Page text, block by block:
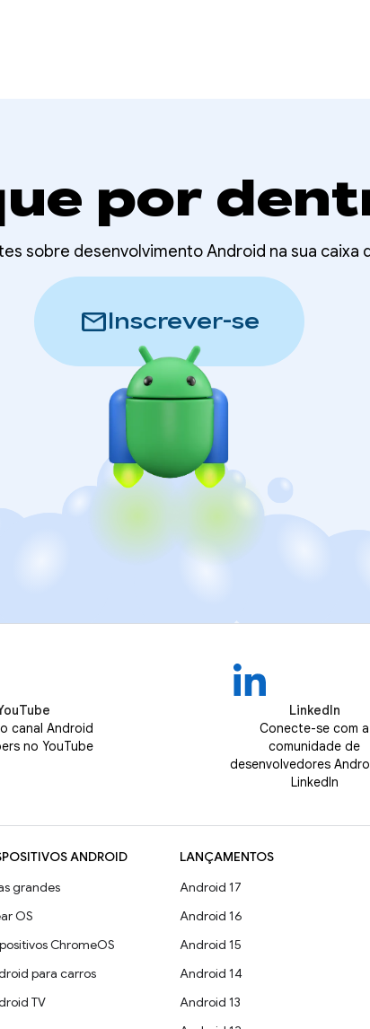
por
sobre desenvolvimento Android na sua caixa
mailInscrever-se
canal Android
no YouTube
LinkedIn
Conecte-se com a
comunidade de
desenvolvedores
LinkedIn
ANDROID
grandes
OS
ChromeOS
para carros
TV
LANÇAMENTOS
Android 17
Android 16
Android 15
Android 14
Android 13